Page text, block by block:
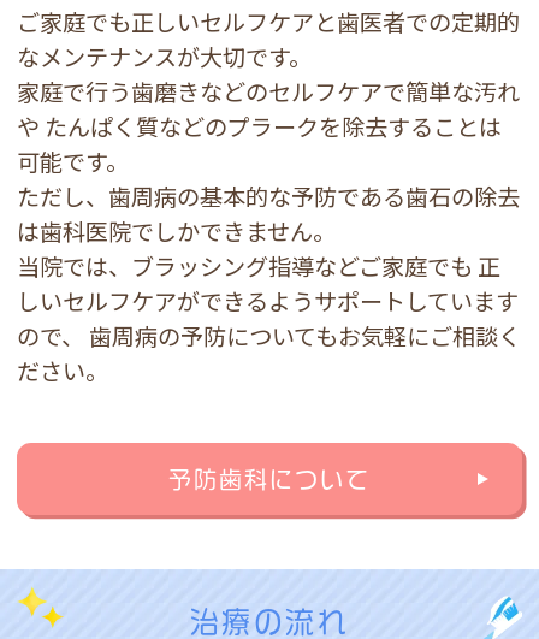
ご家庭でも正しいセルフケアと歯医者での定期的
なメンテナンスが大切です。
家庭で行う歯磨きなどのセルフケアで簡単な汚れ
や たんぱく質などのプラークを除去することは
可能です。
ただし、歯周病の基本的な予防である歯石の除去
は歯科医院でしかできません。
当院では、ブラッシング指導などご家庭でも 正
しいセルフケアができるようサポートしています
ので、
歯周病の予防についてもお気軽にご相談く
ださい。
予防歯科について
治療の流れ